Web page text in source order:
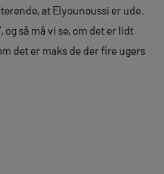
at Elyounoussi er ude.
så må vi se, om det er lidt
det er maks de der fire ugers